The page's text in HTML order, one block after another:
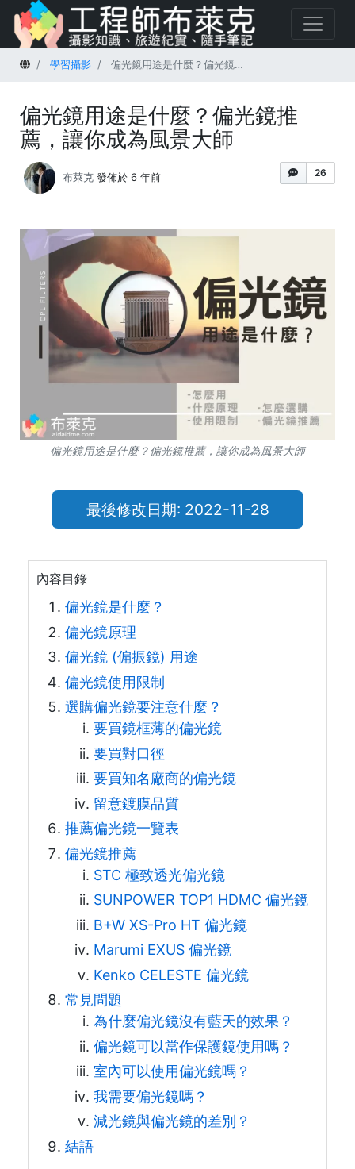
首頁 學習攝影 偏光鏡用途是什麼？偏光鏡推薦，讓你成為風景大師
偏光鏡用途是什麼？偏光鏡推
薦，讓你成為風景大師
26
布萊克 發佈於 6 年前
偏光鏡用途是什麼？偏光鏡推薦，讓你成為風景大師
最後修改日期: 2022-11-28
內容目錄
偏光鏡是什麼？
偏光鏡原理
偏光鏡 (偏振鏡) 用途
偏光鏡使用限制
選購偏光鏡要注意什麼？
要買鏡框薄的偏光鏡
要買對口徑
要買知名廠商的偏光鏡
留意鍍膜品質
推薦偏光鏡一覽表
偏光鏡推薦
STC 極致透光偏光鏡
SUNPOWER TOP1 HDMC 偏光鏡
B+W XS-Pro HT 偏光鏡
Marumi EXUS 偏光鏡
Kenko CELESTE 偏光鏡
常見問題
為什麼偏光鏡沒有藍天的效果？
偏光鏡可以當作保護鏡使用嗎？
室內可以使用偏光鏡嗎？
我需要偏光鏡嗎？
減光鏡與偏光鏡的差別？
結語